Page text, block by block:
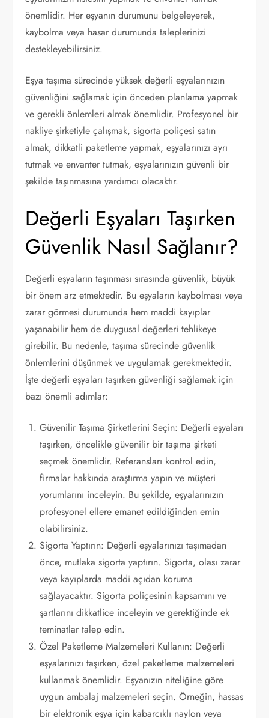
önemlidir. Her eşyanın durumunu belgeleyerek,
kaybolma veya hasar durumunda taleplerinizi
destekleyebilirsiniz.
Eşya taşıma sürecinde yüksek değerli eşyalarınızın
güvenliğini sağlamak için önceden planlama yapmak
ve gerekli önlemleri almak önemlidir. Profesyonel bir
nakliye şirketiyle çalışmak, sigorta poliçesi satın
almak, dikkatli paketleme yapmak, eşyalarınızı ayrı
tutmak ve envanter tutmak, eşyalarınızın güvenli bir
şekilde taşınmasına yardımcı olacaktır.
Değerli Eşyaları Taşırken
Güvenlik Nasıl Sağlanır?
Değerli eşyaların taşınması sırasında güvenlik, büyük
bir önem arz etmektedir. Bu eşyaların kaybolması veya
zarar görmesi durumunda hem maddi kayıplar
yaşanabilir hem de duygusal değerleri tehlikeye
girebilir. Bu nedenle, taşıma sürecinde güvenlik
önlemlerini düşünmek ve uygulamak gerekmektedir.
İşte değerli eşyaları taşırken güvenliği sağlamak için
bazı önemli adımlar:
Güvenilir Taşıma Şirketlerini Seçin: Değerli eşyaları
taşırken, öncelikle güvenilir bir taşıma şirketi
seçmek önemlidir. Referansları kontrol edin,
firmalar hakkında araştırma yapın ve müşteri
yorumlarını inceleyin. Bu şekilde, eşyalarınızın
profesyonel ellere emanet edildiğinden emin
olabilirsiniz.
Sigorta Yaptırın: Değerli eşyalarınızı taşımadan
önce, mutlaka sigorta yaptırın. Sigorta, olası zarar
veya kayıplarda maddi açıdan koruma
sağlayacaktır. Sigorta poliçesinin kapsamını ve
şartlarını dikkatlice inceleyin ve gerektiğinde ek
teminatlar talep edin.
Özel Paketleme Malzemeleri Kullanın: Değerli
eşyalarınızı taşırken, özel paketleme malzemeleri
kullanmak önemlidir. Eşyanızın niteliğine göre
uygun ambalaj malzemeleri seçin. Örneğin, hassas
bir elektronik eşya için kabarcıklı naylon veya